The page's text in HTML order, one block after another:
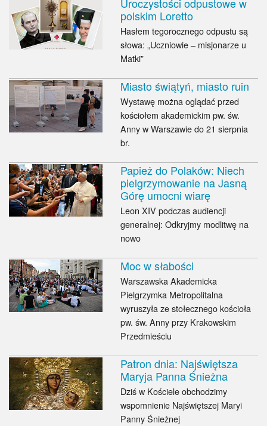
polskim Loretto
Hasłem tegorocznego odpustu są
słowa: „Uczniowie – misjonarze u
Matki”
Miasto świątyń, miasto ruin
Wystawę można oglądać przed
kościołem akademickim pw. św.
Anny w Warszawie do 21 sierpnia
br.
Papież do Polaków: Niech
pielgrzymowanie na Jasną
Górę umocni wiarę
Leon XIV podczas audiencji
generalnej: Odkryjmy modlitwę na
nowo
Moc w słabości
Warszawska Akademicka
Pielgrzymka Metropolitalna
wyruszyła ze stołecznego kościoła
pw. św. Anny przy Krakowskim
Przedmieściu
Patron dnia: Najświętsza
Maryja Panna Śnieżna
Dziś w Kościele obchodzimy
wspomnienie Najświętszej Maryi
Panny Śnieżnej